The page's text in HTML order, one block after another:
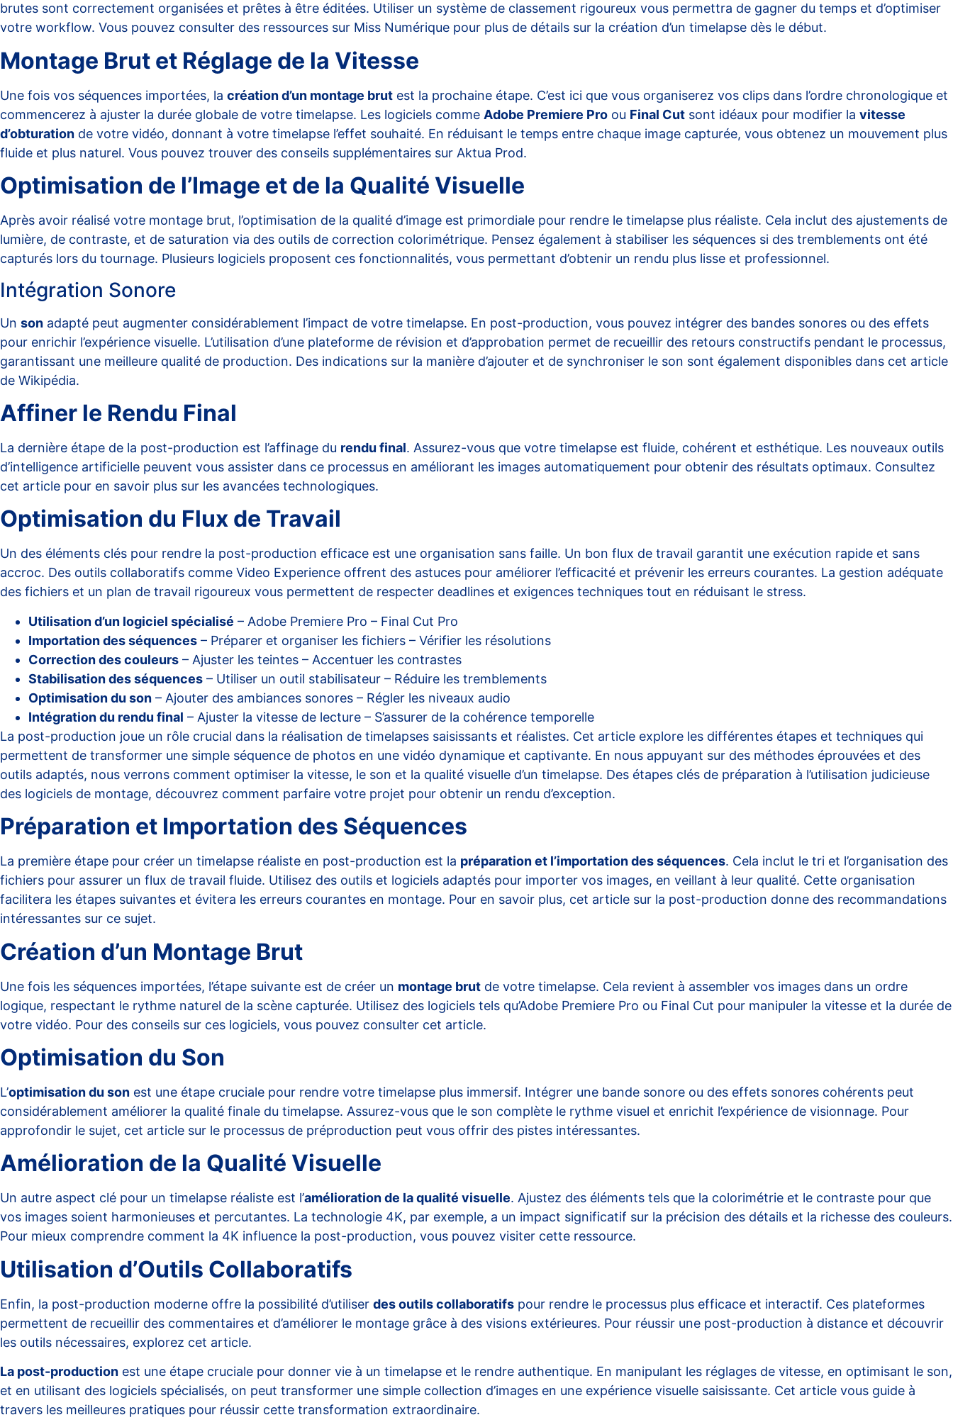
brutes sont correctement organisées et prêtes à être éditées. Utiliser un système de classement rigoureux vous permettra de gagner du temps et d’optimiser
votre workflow. Vous pouvez consulter des ressources sur Miss Numérique pour plus de détails sur la création d’un timelapse dès le début.
Montage Brut et Réglage de la Vitesse
Une fois vos séquences importées, la création d’un montage brut est la prochaine étape. C’est ici que vous organiserez vos clips dans l’ordre chronologique et
commencerez à ajuster la durée globale de votre timelapse. Les logiciels comme Adobe Premiere Pro ou Final Cut sont idéaux pour modifier la vitesse
d’obturation de votre vidéo, donnant à votre timelapse l’effet souhaité. En réduisant le temps entre chaque image capturée, vous obtenez un mouvement plus
fluide et plus naturel. Vous pouvez trouver des conseils supplémentaires sur Aktua Prod.
Optimisation de l’Image et de la Qualité Visuelle
Après avoir réalisé votre montage brut, l’optimisation de la qualité d’image est primordiale pour rendre le timelapse plus réaliste. Cela inclut des ajustements de
lumière, de contraste, et de saturation via des outils de correction colorimétrique. Pensez également à stabiliser les séquences si des tremblements ont été
capturés lors du tournage. Plusieurs logiciels proposent ces fonctionnalités, vous permettant d’obtenir un rendu plus lisse et professionnel.
Intégration Sonore
Un son adapté peut augmenter considérablement l’impact de votre timelapse. En post-production, vous pouvez intégrer des bandes sonores ou des effets
pour enrichir l’expérience visuelle. L’utilisation d’une plateforme de révision et d’approbation permet de recueillir des retours constructifs pendant le processus,
garantissant une meilleure qualité de production. Des indications sur la manière d’ajouter et de synchroniser le son sont également disponibles dans cet article
de Wikipédia.
Affiner le Rendu Final
La dernière étape de la post-production est l’affinage du rendu final. Assurez-vous que votre timelapse est fluide, cohérent et esthétique. Les nouveaux outils
d’intelligence artificielle peuvent vous assister dans ce processus en améliorant les images automatiquement pour obtenir des résultats optimaux. Consultez
cet article pour en savoir plus sur les avancées technologiques.
Optimisation du Flux de Travail
Un des éléments clés pour rendre la post-production efficace est une organisation sans faille. Un bon flux de travail garantit une exécution rapide et sans
accroc. Des outils collaboratifs comme Video Experience offrent des astuces pour améliorer l’efficacité et prévenir les erreurs courantes. La gestion adéquate
des fichiers et un plan de travail rigoureux vous permettent de respecter deadlines et exigences techniques tout en réduisant le stress.
Utilisation d’un logiciel spécialisé – Adobe Premiere Pro – Final Cut Pro
Importation des séquences – Préparer et organiser les fichiers – Vérifier les résolutions
Correction des couleurs – Ajuster les teintes – Accentuer les contrastes
Stabilisation des séquences – Utiliser un outil stabilisateur – Réduire les tremblements
Optimisation du son – Ajouter des ambiances sonores – Régler les niveaux audio
Intégration du rendu final – Ajuster la vitesse de lecture – S’assurer de la cohérence temporelle
La post-production joue un rôle crucial dans la réalisation de timelapses saisissants et réalistes. Cet article explore les différentes étapes et techniques qui
permettent de transformer une simple séquence de photos en une vidéo dynamique et captivante. En nous appuyant sur des méthodes éprouvées et des
outils adaptés, nous verrons comment optimiser la vitesse, le son et la qualité visuelle d’un timelapse. Des étapes clés de préparation à l’utilisation judicieuse
des logiciels de montage, découvrez comment parfaire votre projet pour obtenir un rendu d’exception.
Préparation et Importation des Séquences
La première étape pour créer un timelapse réaliste en post-production est la préparation et l’importation des séquences. Cela inclut le tri et l’organisation des
fichiers pour assurer un flux de travail fluide. Utilisez des outils et logiciels adaptés pour importer vos images, en veillant à leur qualité. Cette organisation
facilitera les étapes suivantes et évitera les erreurs courantes en montage. Pour en savoir plus, cet article sur la post-production donne des recommandations
intéressantes sur ce sujet.
Création d’un Montage Brut
Une fois les séquences importées, l’étape suivante est de créer un montage brut de votre timelapse. Cela revient à assembler vos images dans un ordre
logique, respectant le rythme naturel de la scène capturée. Utilisez des logiciels tels qu’Adobe Premiere Pro ou Final Cut pour manipuler la vitesse et la durée de
votre vidéo. Pour des conseils sur ces logiciels, vous pouvez consulter cet article.
Optimisation du Son
L’optimisation du son est une étape cruciale pour rendre votre timelapse plus immersif. Intégrer une bande sonore ou des effets sonores cohérents peut
considérablement améliorer la qualité finale du timelapse. Assurez-vous que le son complète le rythme visuel et enrichit l’expérience de visionnage. Pour
approfondir le sujet, cet article sur le processus de préproduction peut vous offrir des pistes intéressantes.
Amélioration de la Qualité Visuelle
Un autre aspect clé pour un timelapse réaliste est l’amélioration de la qualité visuelle. Ajustez des éléments tels que la colorimétrie et le contraste pour que
vos images soient harmonieuses et percutantes. La technologie 4K, par exemple, a un impact significatif sur la précision des détails et la richesse des couleurs.
Pour mieux comprendre comment la 4K influence la post-production, vous pouvez visiter cette ressource.
Utilisation d’Outils Collaboratifs
Enfin, la post-production moderne offre la possibilité d’utiliser des outils collaboratifs pour rendre le processus plus efficace et interactif. Ces plateformes
permettent de recueillir des commentaires et d’améliorer le montage grâce à des visions extérieures. Pour réussir une post-production à distance et découvrir
les outils nécessaires, explorez cet article.
La post-production est une étape cruciale pour donner vie à un timelapse et le rendre authentique. En manipulant les réglages de vitesse, en optimisant le son,
et en utilisant des logiciels spécialisés, on peut transformer une simple collection d’images en une expérience visuelle saisissante. Cet article vous guide à
travers les meilleures pratiques pour réussir cette transformation extraordinaire.